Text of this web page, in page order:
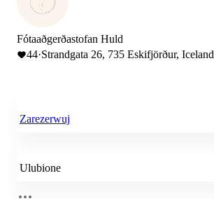
Fótaaðgerðastofan Huld
44·Strandgata 26, 735 Eskifjörður, Iceland
Zarezerwuj
Ulubione